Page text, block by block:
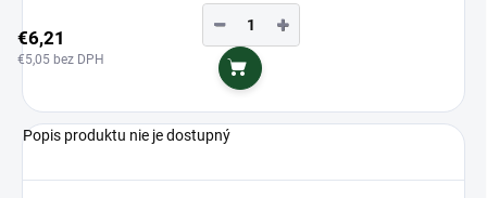
€6,21
€5,05 bez DPH
+
−
Do košíka
Popis produktu nie je dostupný